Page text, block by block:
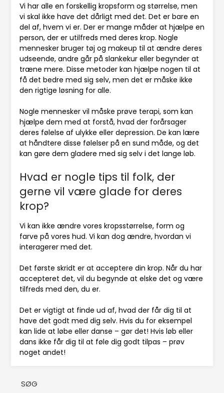
Vi har alle en forskellig kropsform og størrelse, men
vi skal ikke have det dårligt med det. Det er bare en
del af, hvem vi er. Der er mange måder at hjælpe en
person, der er utilfreds med deres krop. Nogle
mennesker bruger tøj og makeup til at ændre deres
udseende, andre går på slankekur eller begynder at
træne mere. Disse metoder kan hjælpe nogen til at
få det bedre med sig selv, men det er måske ikke
den rigtige løsning for alle.
Nogle mennesker vil måske prøve terapi, som kan
hjælpe dem med at forstå, hvad der forårsager
deres følelse af ulykke eller depression. De kan lære
at håndtere disse følelser på en sund måde, og det
kan gøre dem gladere med sig selv i det lange løb.
Hvad er nogle tips til folk, der
gerne vil være glade for deres
krop?
Vi kan ikke ændre vores kropsstørrelse, form og
farve på vores hud. Vi kan dog ændre, hvordan vi
interagerer med det.
Det første skridt er at acceptere din krop. Når du har
accepteret det, vil du begynde at elske det og være
tilfreds med den, du er.
Det er vigtigt at finde ud af, hvad der får dig til at
have det godt med dig selv. Hvis du for eksempel
kan lide at løbe eller danse – gør det! Hvis løb eller
dans ikke får dig til at føle dig godt tilpas – prøv
noget andet!
SØG